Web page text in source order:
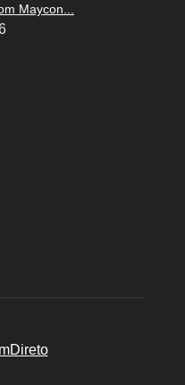
Maycon...